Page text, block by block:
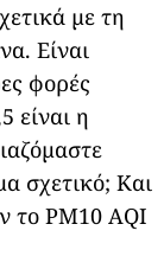
με τη
Είναι
φορές
είναι η
σχετικό; Και
το PM10 AQI